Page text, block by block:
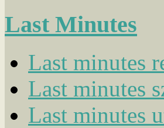
Last Minutes
Last minutes
Last minutes
Last minutes